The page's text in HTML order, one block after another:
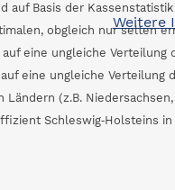
auf Basis der
obgleich nur selten
eine ungleiche Verteilung
eine ungleiche Verteilung
(z.B.
Schleswig‐Holsteins
Weitere